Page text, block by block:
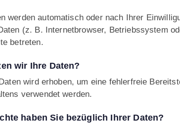
werden automatisch oder nach Ihrer
(z. B. Internetbrowser, Betriebssystem
betreten.
wir Ihre Daten?
wird erhoben, um eine fehlerfreie
verwendet werden.
haben Sie bezüglich Ihrer Daten?